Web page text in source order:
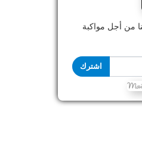
من أجل مواكبة
اشترك